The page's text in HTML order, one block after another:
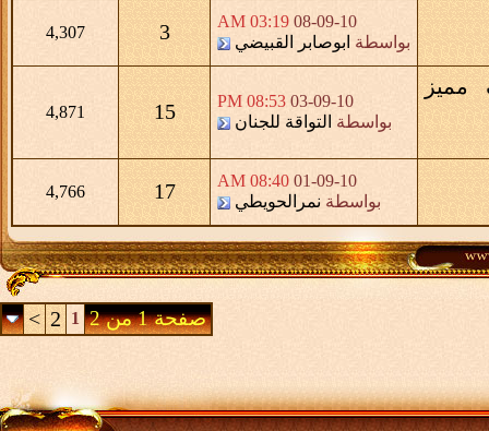
08-09-10
03:19 AM
بواسطة ابوصابر القبيضي 3
4,307
مميز
03-09-10
08:53 PM
بواسطة التواقة للجنان 15
4,871
01-09-10
08:40 AM
بواسطة نمرالحويطي 17
4,766
صفحة 1 من 2 1
2
>